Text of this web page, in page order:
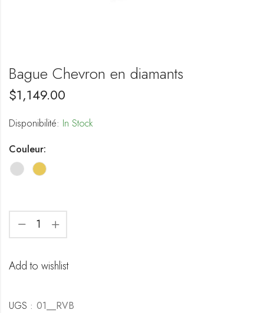
Bague Chevron en diamants
$1,149.00
Disponibilité: In Stock
Couleur:
Add to wishlist
UGS : 01__RVB